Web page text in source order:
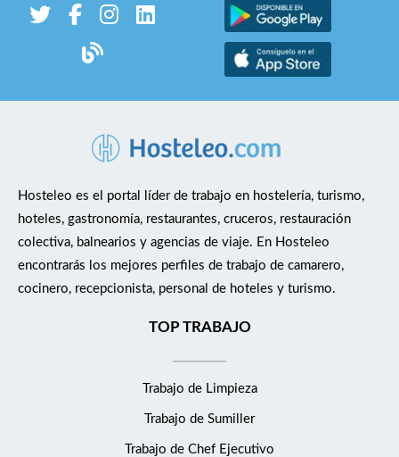
Hosteleo es el portal líder de trabajo en hostelería, turismo,
hoteles, gastronomía, restaurantes, cruceros, restauración
colectiva, balnearios y agencias de viaje. En Hosteleo
encontrarás los mejores perfiles de trabajo de camarero,
cocinero, recepcionista, personal de hoteles y turismo.
TOP TRABAJO
Trabajo de Limpieza
Trabajo de Sumiller
Trabajo de Chef Ejecutivo